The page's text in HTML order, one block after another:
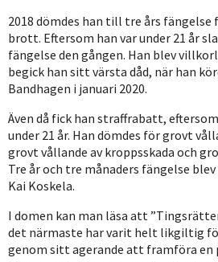
2018 dömdes han till tre års fängelse
brott. Eftersom han var under 21 år
fängelse den gången. Han blev
begick han sitt värsta dåd, när han
Bandhagen i januari 2020.
Även då fick han straffrabatt,
under 21 år. Han dömdes för grovt
grovt vållande av kroppsskada och
Tre år och tre månaders fängelse
Kai Koskela.
I domen kan man läsa att
det närmaste har varit helt likgiltig
genom sitt agerande att framföra en